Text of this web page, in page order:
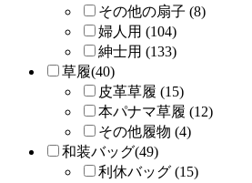
その他の扇子 (8)
婦人用 (104)
紳士用 (133)
草履(40)
皮革草履 (15)
本パナマ草履 (12)
その他履物 (4)
和装バッグ(49)
利休バッグ (15)